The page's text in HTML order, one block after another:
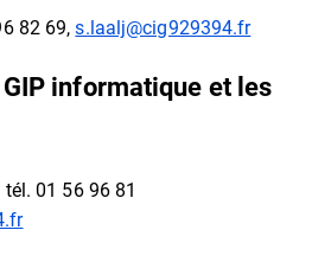
82 69,s.laalj@cig929394.fr
informatique et les
01 56 96 81